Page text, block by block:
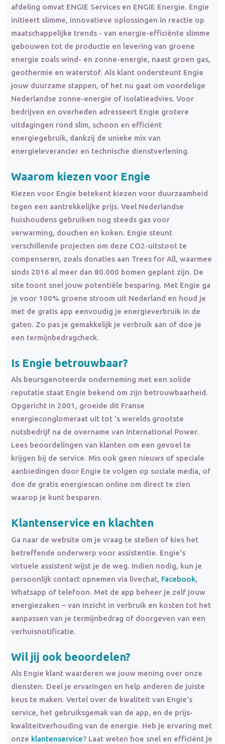
afdeling omvat ENGIE Services en ENGIE Energie. Engie
initieert slimme, innovatieve oplossingen in reactie op
maatschappelijke trends - van energie-efficiënte slimme
gebouwen tot de productie en levering van groene
energie zoals wind- en zonne-energie, naast groen gas,
geothermie en waterstof. Als klant ondersteunt Engie
jouw duurzame stappen, of het nu gaat om voordelige
Nederlandse zonne-energie of isolatieadvies. Voor
bedrijven en overheden adresseert Engie grotere
uitdagingen rond slim, schoon en efficiënt
energiegebruik, dankzij de unieke mix van
energieleverancier en technische dienstverlening.
Waarom kiezen voor Engie
Kiezen voor Engie betekent kiezen voor duurzaamheid
tegen een aantrekkelijke prijs. Veel Nederlandse
huishoudens gebruiken nog steeds gas voor
verwarming, douchen en koken. Engie steunt
verschillende projecten om deze CO2-uitstoot te
compenseren, zoals donaties aan Trees for All, waarmee
sinds 2016 al meer dan 80.000 bomen geplant zijn. De
site toont snel jouw potentiële besparing. Met Engie ga
je voor 100% groene stroom uit Nederland en houd je
met de gratis app eenvoudig je energieverbruik in de
gaten. Zo pas je gemakkelijk je verbruik aan of doe je
een termijnbedragcheck.
Is Engie betrouwbaar?
Als beursgenoteerde onderneming met een solide
reputatie staat Engie bekend om zijn betrouwbaarheid.
Opgericht in 2001, groeide dit Franse
energieconglomeraat uit tot 's werelds grootste
nutsbedrijf na de overname van International Power.
Lees beoordelingen van klanten om een gevoel te
krijgen bij de service. Mis ook geen nieuws of speciale
aanbiedingen door Engie te volgen op sociale media, of
doe de gratis energiescan online om direct te zien
waarop je kunt besparen.
Klantenservice en klachten
Ga naar de website om je vraag te stellen of kies het
betreffende onderwerp voor assistentie. Engie's
virtuele assistent wijst je de weg. Indien nodig, kun je
persoonlijk contact opnemen via livechat, Facebook,
Whatsapp of telefoon. Met de app beheer je zelf jouw
energiezaken – van inzicht in verbruik en kosten tot het
aanpassen van je termijnbedrag of doorgeven van een
verhuisnotificatie.
Wil jij ook beoordelen?
Als Engie klant waarderen we jouw mening over onze
diensten. Deel je ervaringen en help anderen de juiste
keus te maken. Vertel over de kwaliteit van Engie's
service, het gebruiksgemak van de app, en de prijs-
kwaliteitverhouding van de energie. Heb je ervaring met
onze klantenservice? Laat weten hoe snel en efficiënt je